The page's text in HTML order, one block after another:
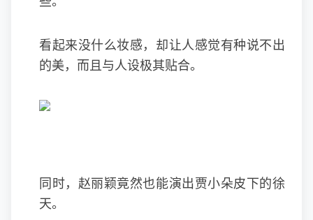
看起来没什么妆感，却让人感觉有种说不出
的美，而且与人设极其贴合。
同时，赵丽颖竟然也能演出贾小朵皮下的徐
天。